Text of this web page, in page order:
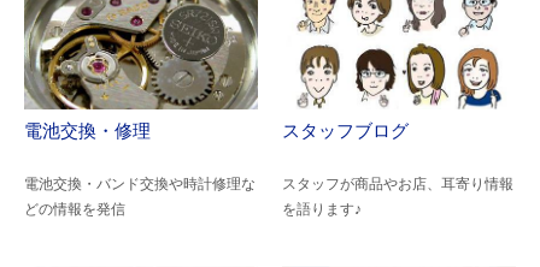
電池交換・修理
電池交換・バンド交換や時計修理な
どの情報を発信
スタッフブログ
スタッフが商品やお店、耳寄り情報
を語ります♪